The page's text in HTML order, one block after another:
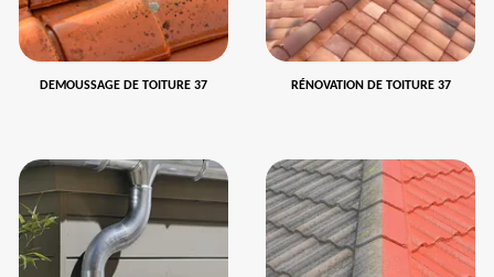
DEMOUSSAGE DE TOITURE 37 RÉNOVATION DE TOITURE 37